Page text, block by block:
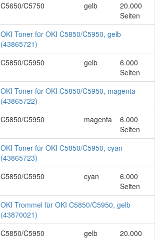
C5650/C5750
gelb
20.000
Seiten
OKI Toner für OKI C5850/C5950, gelb
(43865721)
C5850/C5950
gelb
6.000
Seiten
OKI Toner für OKI C5850/C5950, magenta
(43865722)
C5850/C5950
magenta
6.000
Seiten
OKI Toner für OKI C5850/C5950, cyan
(43865723)
C5850/C5950
cyan
6.000
Seiten
OKI Trommel für OKI C5850/C5950, gelb
(43870021)
C5850/C5950
gelb
20.000